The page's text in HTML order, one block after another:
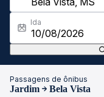
Ida
Passagens de ônibus
Jardim Bela Vista